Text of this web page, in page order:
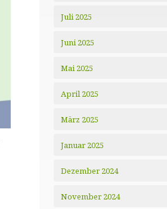
Juli 2025
Juni 2025
Mai 2025
April 2025
März 2025
Januar 2025
Dezember 2024
November 2024